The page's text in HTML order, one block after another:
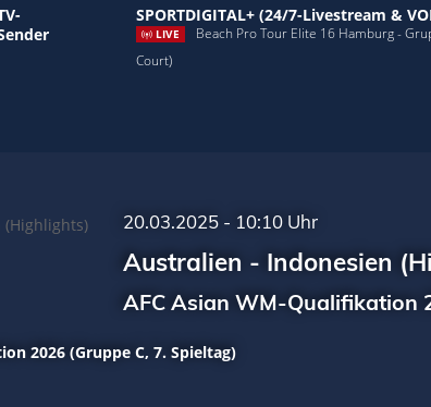
SPORTDIGITAL+ (24/7-Livestream &
LIVE
Beach Pro Tour Elite 16 Hamburg -
Court)
20.03.2025 - 10:10 Uhr
Australien - Indonesien
AFC Asian WM-Qualifikation
2026 (Gruppe C, 7. Spieltag)